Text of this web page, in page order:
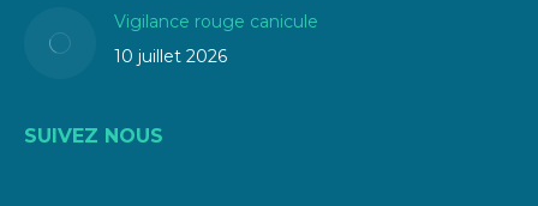
Vigilance rouge canicule
10 juillet 2026
SUIVEZ NOUS